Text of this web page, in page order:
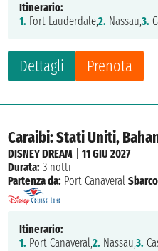
Dettagli Prenota
Itinerario:
1. Fort Lauderdale,2. Nassau,3.
Caraibi: Stati Uniti,
DISNEY DREAM |11 GIU 2027
Durata: 3 notti
Partenza da: Port Canaveral
Itinerario:
1. Port Canaveral,2. Nassau,3.